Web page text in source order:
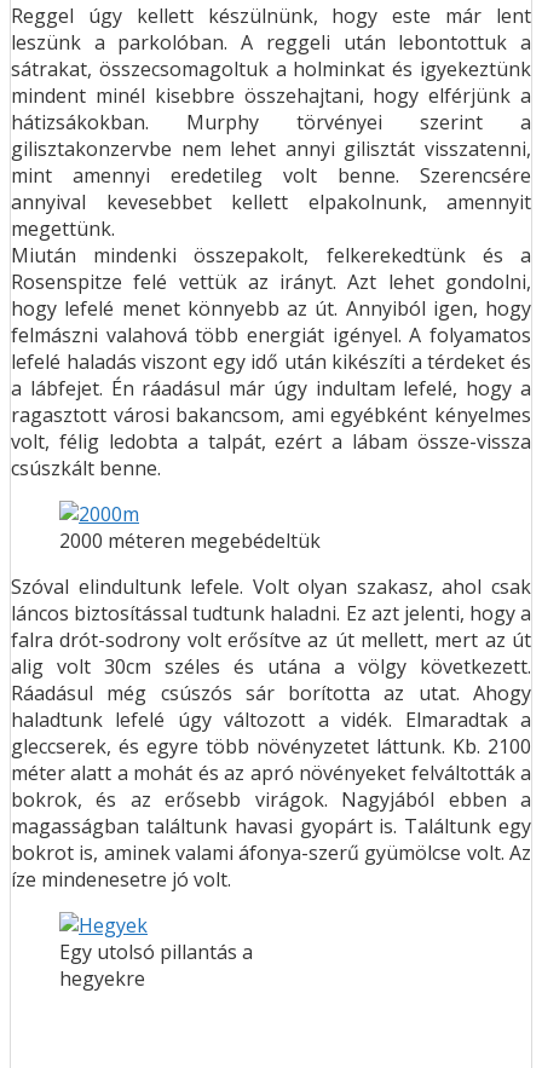
Reggel úgy kellett készülnünk, hogy este már lent
leszünk a parkolóban. A reggeli után lebontottuk a
sátrakat, összecsomagoltuk a holminkat és igyekeztünk
mindent minél kisebbre összehajtani, hogy elférjünk a
hátizsákokban. Murphy törvényei szerint a
gilisztakonzervbe nem lehet annyi gilisztát visszatenni,
mint amennyi eredetileg volt benne. Szerencsére
annyival kevesebbet kellett elpakolnunk, amennyit
megettünk.
Miután mindenki összepakolt, felkerekedtünk és a
Rosenspitze felé vettük az irányt. Azt lehet gondolni,
hogy lefelé menet könnyebb az út. Annyiból igen, hogy
felmászni valahová több energiát igényel. A folyamatos
lefelé haladás viszont egy idő után kikészíti a térdeket és
a lábfejet. Én ráadásul már úgy indultam lefelé, hogy a
ragasztott városi bakancsom, ami egyébként kényelmes
volt, félig ledobta a talpát, ezért a lábam össze-vissza
csúszkált benne.
2000 méteren megebédeltük
Szóval elindultunk lefele. Volt olyan szakasz, ahol csak
láncos biztosítással tudtunk haladni. Ez azt jelenti, hogy a
falra drót-sodrony volt erősítve az út mellett, mert az út
alig volt 30cm széles és utána a völgy következett.
Ráadásul még csúszós sár borította az utat. Ahogy
haladtunk lefelé úgy változott a vidék. Elmaradtak a
gleccserek, és egyre több növényzetet láttunk. Kb. 2100
méter alatt a mohát és az apró növényeket felváltották a
bokrok, és az erősebb virágok. Nagyjából ebben a
magasságban találtunk havasi gyopárt is. Találtunk egy
bokrot is, aminek valami áfonya-szerű gyümölcse volt. Az
íze mindenesetre jó volt.
Egy utolsó pillantás a
hegyekre